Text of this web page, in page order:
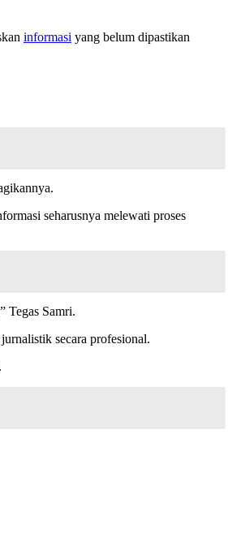
informasi yang belum dipastikan
seharusnya melewati proses
Tegas Samri.
secara profesional.